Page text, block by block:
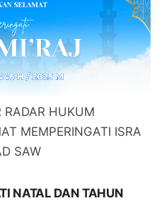
RADAR HUKUM
MEMPERINGATI ISRA
SAW
NATAL DAN TAHUN